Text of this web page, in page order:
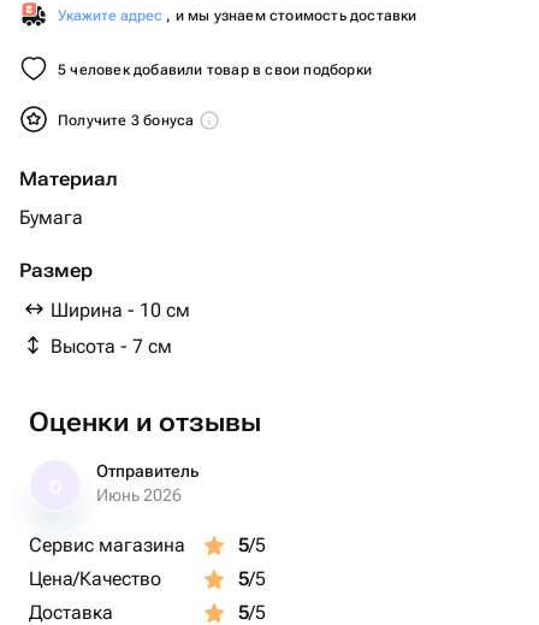
Укажите адрес , и мы узнаем стоимость доставки
5 человек добавили товар в свои подборки
Получите 3 бонуса
Материал
Бумага
Размер
Ширина - 10 см
Высота - 7 см
Оценки и отзывы
Отправитель
Июнь 2026
Сервис магазина 5/5
Цена/Качество
5/5
Доставка
5/5